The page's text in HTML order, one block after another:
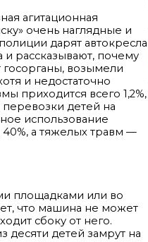
агитационная
очень наглядные и
дарят автокресла
рассказывают, почему
госорганы, возымели
и недостаточно
приходится всего 1,2%,
детей на
использование
а тяжелых травм —
площадками или во
что машина не может
сбоку от него.
детей замрут на